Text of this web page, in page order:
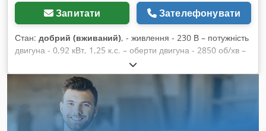
Запитати Зателефонувати
Стан: добрий (вживаний), - живлення - 230 В – потужність
двигуна - 0,92 кВт, 1,25 к.с. – оберти двигуна - 2850 об/хв –
діаметр диска - 250 мм – діаметр отвору диска - 30 мм –
захисний кожух для диска – висота різу - прибл. 70 мм –
ширина різу - прибл. 440 мм – довжина важеля - прибл. 660
мм – регулювання кута важеля +/- 90° – регулювання кута
диска 0°–90° – регулювання висоти важеля – регулювання
диска по вертикальній осі +/- 90° НЕМАЄ ОПОРНИХ ДИСКІВ